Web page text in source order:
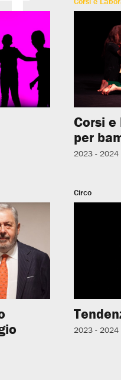
Corsi
per
2023 - 2024
Circo
2023 - 2024